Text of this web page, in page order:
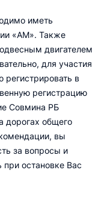
иметь
«АМ». Также
двигателем
для участия
в
регистрацию
Совмина РБ
дорогах общего
вы
за вопросы и
остановке Вас